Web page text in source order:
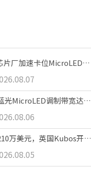
片厂加速卡位MicroLED光
光MicroLED调制带宽达
万美元，英国Kubos开发